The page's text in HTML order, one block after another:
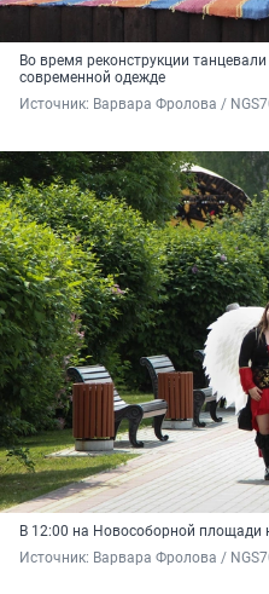
Во время реконструкции
современной одежде
Источник: Варвара Фролова /
В 12:00 на Новособорной площади
Источник: Варвара Фролова /